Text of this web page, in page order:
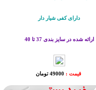
دارای کفی شیار دار
ارائه شده در سايز بندی 37 تا 40
قیمت : 49000 تومان